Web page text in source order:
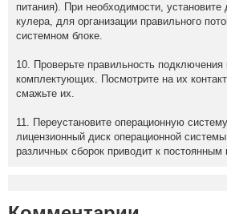
питания). При необходимости,
кулера, для организации правильного
системном блоке.
10. Проверьте правильность подключения
комплектующих. Посмотрите на их
смажьте их.
11. Переустановите операционную
лицензионный диск операционной
различных сборок приводит к постоянным